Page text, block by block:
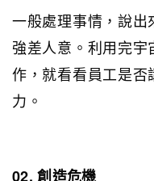
一般處理事情，說
強差人意。利用完
作，就看看員工是否
力。
02. 創造危機